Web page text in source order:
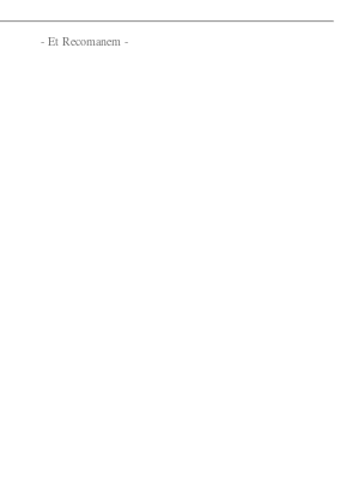
- Et Recomanem -